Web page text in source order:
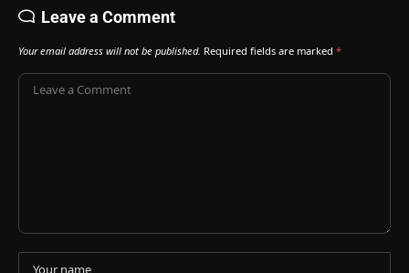
Leave a Comment
Your email address will not be published. Required fields are marked *